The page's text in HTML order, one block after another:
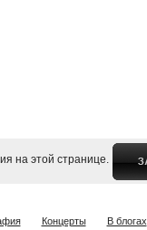
на этой странице.
Концерты В блогах